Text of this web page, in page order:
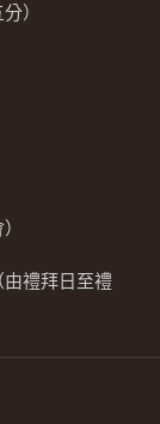
）
禮拜日至禮